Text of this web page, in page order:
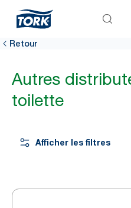
Retour
Autres
toilette
Afficher les filtres